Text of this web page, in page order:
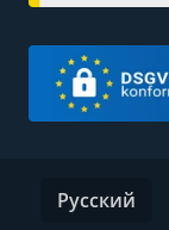
Русский